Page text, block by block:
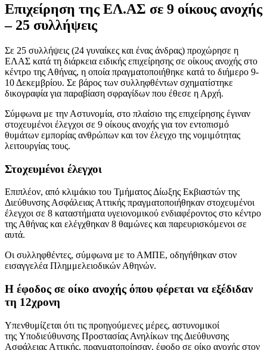
Επιχείρηση της ΕΛ.ΑΣ σε 9 οίκους ανοχής
– 25 συλλήψεις
Σε 25 συλλήψεις (24 γυναίκες και ένας άνδρας) προχώρησε η
ΕΛΑΣ κατά τη διάρκεια ειδικής επιχείρησης σε οίκους ανοχής στο
κέντρο της Αθήνας, η οποία πραγματοποιήθηκε κατά το διήμερο 9-
10 Δεκεμβρίου. Σε βάρος των συλληφθέντων σχηματίστηκε
δικογραφία για παραβίαση σφραγίδων που έθεσε η Αρχή.
Σύμφωνα με την Αστυνομία, στο πλαίσιο της επιχείρησης έγιναν
στοχευμένοι έλεγχοι σε 9 οίκους ανοχής για τον εντοπισμό
θυμάτων εμπορίας ανθρώπων και τον έλεγχο της νομιμότητας
λειτουργίας τους.
Στοχευμένοι έλεγχοι
Επιπλέον, από κλιμάκιο του Τμήματος Δίωξης Εκβιαστών της
Διεύθυνσης Ασφάλειας Αττικής πραγματοποιήθηκαν στοχευμένοι
έλεγχοι σε 8 καταστήματα υγειονομικού ενδιαφέροντος στο κέντρο
της Αθήνας και ελέγχθηκαν 8 θαμώνες και παρευρισκόμενοι σε
αυτά.
Οι συλληφθέντες, σύμφωνα με το ΑΜΠΕ, οδηγήθηκαν στον
εισαγγελέα Πλημμελειοδικών Αθηνών.
Η έφοδος σε οίκο ανοχής όπου φέρεται να εξέδιδαν
τη 12χρονη
Υπενθυμίζεται ότι τις προηγούμενες μέρες, αστυνομικοί
της Υποδιεύθυνσης Προστασίας Ανηλίκων της Διεύθυνσης
Ασφάλειας Αττικής, πραγματοποίησαν, έφοδο σε οίκο ανοχής στον